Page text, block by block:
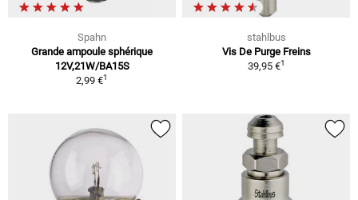
Spahn
Grande ampoule sphérique
12V,21W/BA15S
2,99 €1
stahlbus
Vis De Purge Freins
39,95 €1